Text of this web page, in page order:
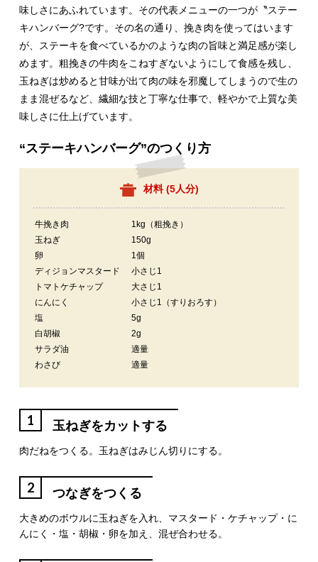
味しさにあふれています。その代表メニューの一つが〝ステー
キハンバーグ?です。その名の通り、挽き肉を使ってはいます
が、ステーキを食べているかのような肉の旨味と満足感が楽し
めます。粗挽きの牛肉をこねすぎないようにして食感を残し、
玉ねぎは炒めると甘味が出て肉の味を邪魔してしまうので生の
まま混ぜるなど、繊細な技と丁寧な仕事で、軽やかで上質な美
味しさに仕上げています。
“ステーキハンバーグ”のつくり方
材料 (5人分)
牛挽き肉
1kg（粗挽き）
玉ねぎ
150g
卵
1個
ディジョンマスタード
小さじ1
トマトケチャップ
大さじ1
にんにく
小さじ1（すりおろす）
塩
5g
白胡椒
2g
サラダ油
適量
わさび
適量
1 玉ねぎをカットする
肉だねをつくる。玉ねぎはみじん切りにする。
2 つなぎをつくる
大きめのボウルに玉ねぎを入れ、マスタード・ケチャップ・に
んにく・塩・胡椒・卵を加え、混ぜ合わせる。